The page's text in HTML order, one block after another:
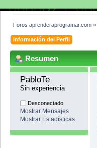
Foros aprenderaprogramar.com »
Información del Perfil
Resumen
PabloTe
Sin experiencia
Desconectado
Mostrar Mensajes
Mostrar Estadísticas